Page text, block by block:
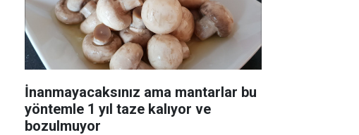
İnanmayacaksınız ama mantarlar bu
yöntemle 1 yıl taze kalıyor ve
bozulmuyor